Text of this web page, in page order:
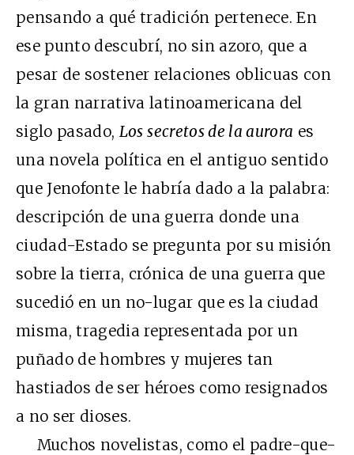
pensando a qué tradición pertenece. En
ese punto descubrí, no sin azoro, que a
pesar de sostener relaciones oblicuas con
la gran narrativa latinoamericana del
siglo pasado, Los secretos de la aurora es
una novela política en el antiguo sentido
que Jenofonte le habría dado a la palabra:
descripción de una guerra donde una
ciudad-Estado se pregunta por su misión
sobre la tierra, crónica de una guerra que
sucedió en un no-lugar que es la ciudad
misma, tragedia representada por un
puñado de hombres y mujeres tan
hastiados de ser héroes como resignados
a no ser dioses.
Muchos novelistas, como el padre-que-